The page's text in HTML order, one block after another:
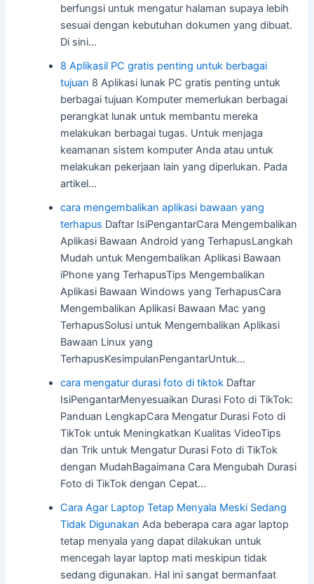
berfungsi untuk mengatur halaman supaya lebih
sesuai dengan kebutuhan dokumen yang dibuat.
Di sini…
8 Aplikasil PC gratis penting untuk berbagai
tujuan 8 Aplikasi lunak PC gratis penting untuk
berbagai tujuan Komputer memerlukan berbagai
perangkat lunak untuk membantu mereka
melakukan berbagai tugas. Untuk menjaga
keamanan sistem komputer Anda atau untuk
melakukan pekerjaan lain yang diperlukan. Pada
artikel…
cara mengembalikan aplikasi bawaan yang
terhapus Daftar IsiPengantarCara Mengembalikan
Aplikasi Bawaan Android yang TerhapusLangkah
Mudah untuk Mengembalikan Aplikasi Bawaan
iPhone yang TerhapusTips Mengembalikan
Aplikasi Bawaan Windows yang TerhapusCara
Mengembalikan Aplikasi Bawaan Mac yang
TerhapusSolusi untuk Mengembalikan Aplikasi
Bawaan Linux yang
TerhapusKesimpulanPengantarUntuk…
cara mengatur durasi foto di tiktok Daftar
IsiPengantarMenyesuaikan Durasi Foto di TikTok:
Panduan LengkapCara Mengatur Durasi Foto di
TikTok untuk Meningkatkan Kualitas VideoTips
dan Trik untuk Mengatur Durasi Foto di TikTok
dengan MudahBagaimana Cara Mengubah Durasi
Foto di TikTok dengan Cepat…
Cara Agar Laptop Tetap Menyala Meski Sedang
Tidak Digunakan Ada beberapa cara agar laptop
tetap menyala yang dapat dilakukan untuk
mencegah layar laptop mati meskipun tidak
sedang digunakan. Hal ini sangat bermanfaat